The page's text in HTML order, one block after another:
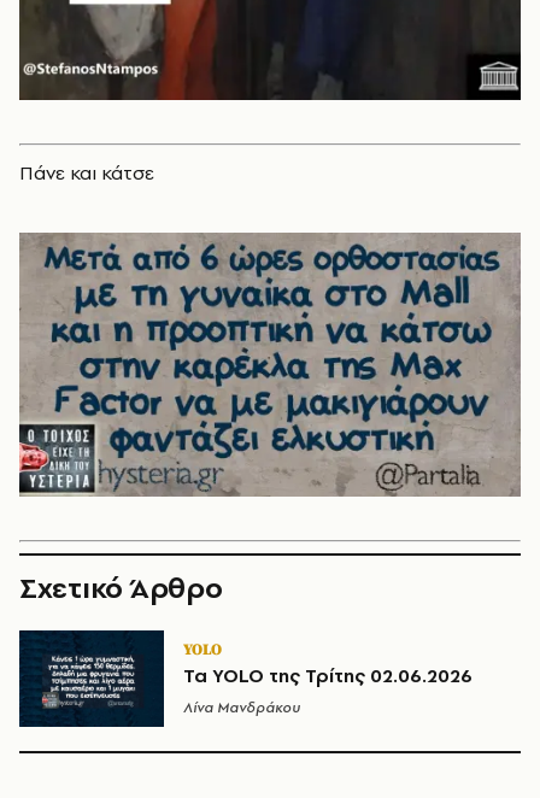
Πάνε και κάτσε
Σχετικό Άρθρο
YOLO
Τα YOLO της Τρίτης 02.06.2026
Λίνα Μανδράκου